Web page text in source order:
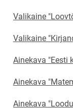
Valikaine
Valikaine
Ainekava "Eesti
Ainekava
Ainekava